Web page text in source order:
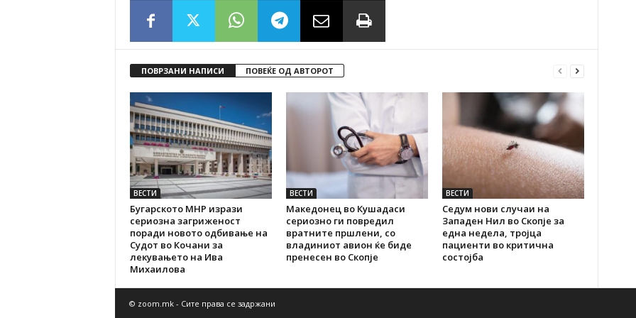
ПОВРЗАНИ НАПИСИ ПОВЕЌЕ ОД АВТОРОТ
ВЕСТИ
Бугарското МНР изрази
сериозна загриженост
поради новото одбивање на
Судот во Кочани за
лекувањето на Ива
Михаилова
ВЕСТИ
Македонец во Кушадаси
сериозно ги повредил
вратните пршлени, со
владиниот авион ќе биде
пренесен во Скопје
ВЕСТИ
Седум нови случаи на
Западен Нил во Скопје за
една недела, тројца
пациенти во критична
состојба
© zoom.mk - Сите права се задржани